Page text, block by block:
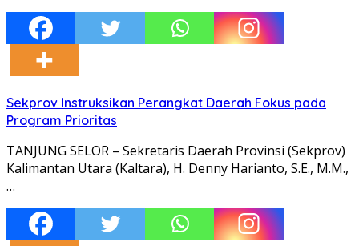
Sekprov Instruksikan Perangkat Daerah Fokus pada
Program Prioritas
TANJUNG SELOR – Sekretaris Daerah Provinsi (Sekprov)
Kalimantan Utara (Kaltara), H. Denny Harianto, S.E., M.M.,
…